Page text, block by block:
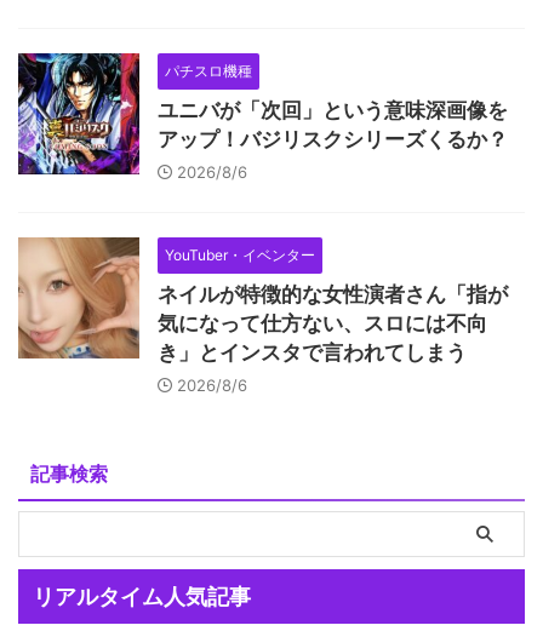
パチスロ機種
ユニバが「次回」という意味深画像を
アップ！バジリスクシリーズくるか？
2026/8/6
YouTuber・イベンター
ネイルが特徴的な女性演者さん「指が
気になって仕方ない、スロには不向
き」とインスタで言われてしまう
2026/8/6
記事検索
リアルタイム人気記事